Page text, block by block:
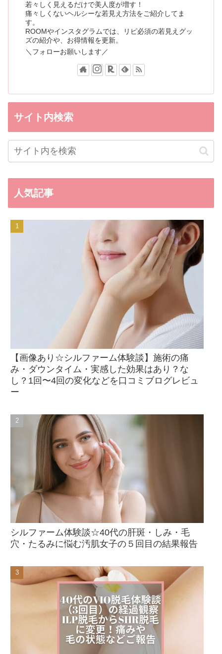
若々しく見えるだけで美人度が増す！
痛々しくないヘルシーな若見え方法をご紹介してま
す。
ROOMやインスタグラムでは、リピ必須の若見えグッ
ズの紹介や、お得情報を更新。
＼フォローお願いします／
サイト内検索
人気記事
【画像あり☆シルファーム体験談】施術の痛
み・ダウンタイム・実感した効果はあり？な
し？1回〜4回の変化などを口コミブログレビュ
ー
シルファーム体験談☆40代の肝斑・しみ・毛
穴・たるみに悩む汚肌女子の５回目の結果報告